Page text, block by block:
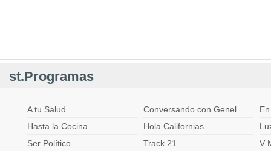
st.Programas
A tu Salud Conversando con Genel
Hasta la Cocina
Hola Californias
Ser Político
Track 21
V